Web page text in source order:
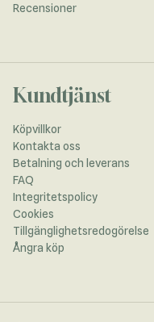
Recensioner
Kundtjänst
Köpvillkor
Kontakta oss
Betalning och leverans
FAQ
Integritetspolicy
Cookies
Tillgänglighetsredogörelse
Ångra köp